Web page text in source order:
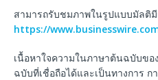
สามารถรับชมภาพในรูปแบบมัลติมี
https://
เนื้อหาใจความในภาษาต้นฉบับข
ฉบับที่เชื่อถือได้และเป็นทางการ